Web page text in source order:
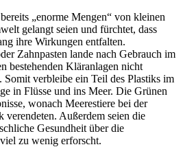
„enorme Mengen“ von kleinen
gelangt seien und fürchtet, dass
ihre Wirkungen entfalten.
Zahnpasten lande nach Gebrauch im
bestehenden Kläranlagen nicht
verbleibe ein Teil des Plastiks im
in Flüsse und ins Meer. Die Grünen
wonach Meerestiere bei der
Außerdem seien die
Gesundheit über die
zu wenig erforscht.